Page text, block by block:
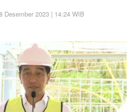
Desember 2023 | 14:24 WIB